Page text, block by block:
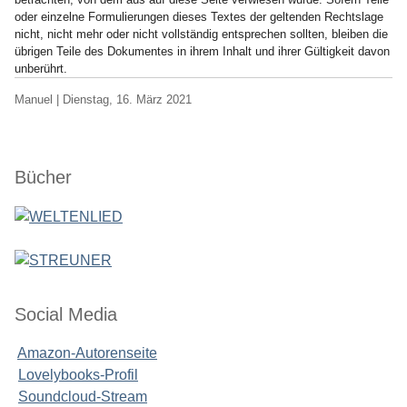
oder einzelne Formulierungen dieses Textes der geltenden Rechtslage
nicht, nicht mehr oder nicht vollständig entsprechen sollten, bleiben die
übrigen Teile des Dokumentes in ihrem Inhalt und ihrer Gültigkeit davon
unberührt.
Geschrieben
Manuel | am
Dienstag, 16. März 2021
Seitenleiste
Bücher
Social Media
Amazon-Autorenseite
Lovelybooks-Profil
Soundcloud-Stream